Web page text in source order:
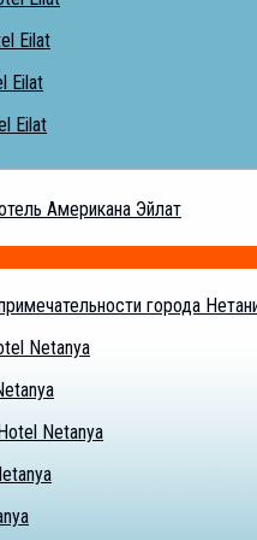
Eilat
Eilat
Eilat
Американа Эйлат
города
Netanya
Netanya